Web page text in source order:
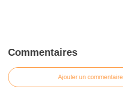
Commentaires
Ajouter un commentaire